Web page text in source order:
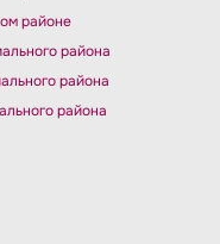
районе
района
района
района